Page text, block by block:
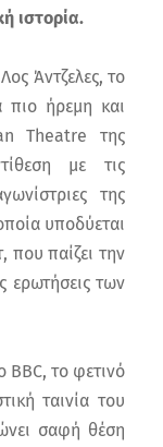
ιστορία.
Άντζελες, το
πιο ήρεμη και
Theatre της
με τις
της
υποδύεται
που παίζει την
ερωτήσεις των
το φετινό
ταινία του
σαφή θέση